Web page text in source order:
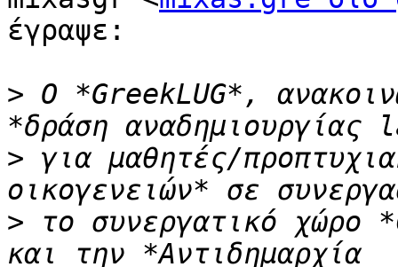
έγραψε:
> Ο *GreekLUG*,
> για μαθητές/
> το συνεργατικό χώρο